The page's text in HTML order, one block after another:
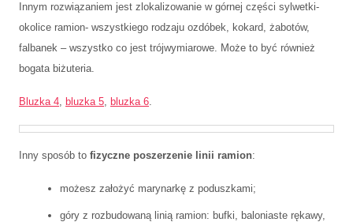
Innym rozwiązaniem jest zlokalizowanie w górnej części sylwetki-
okolice ramion- wszystkiego rodzaju ozdóbek, kokard, żabotów,
falbanek – wszystko co jest trójwymiarowe. Może to być również
bogata biżuteria.
Bluzka 4, bluzka 5, bluzka 6.
Inny sposób to fizyczne poszerzenie linii ramion:
możesz założyć marynarkę z poduszkami;
góry z rozbudowaną linią ramion: bufki, baloniaste rękawy,